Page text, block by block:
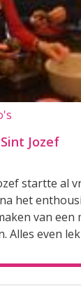
Jozef
startte al
het
van een
Alles even